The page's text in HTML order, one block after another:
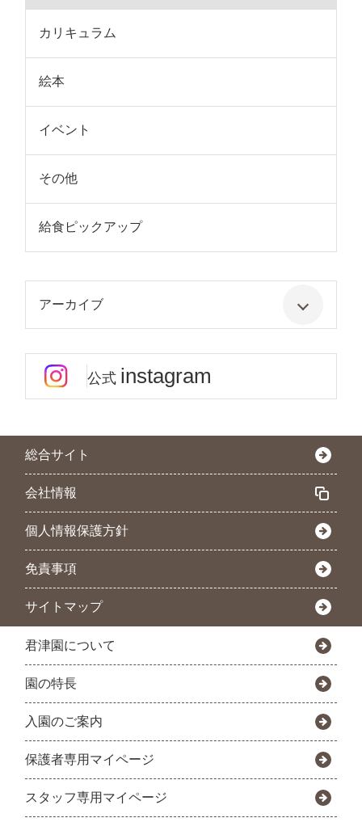
カリキュラム
絵本
イベント
その他
給食ピックアップ
アーカイブ
公式 instagram
総合サイト
会社情報
個人情報保護方針
免責事項
サイトマップ
君津園について
園の特長
入園のご案内
保護者専用マイページ
スタッフ専用マイページ